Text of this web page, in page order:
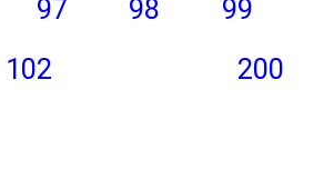
97 98
99
102 200